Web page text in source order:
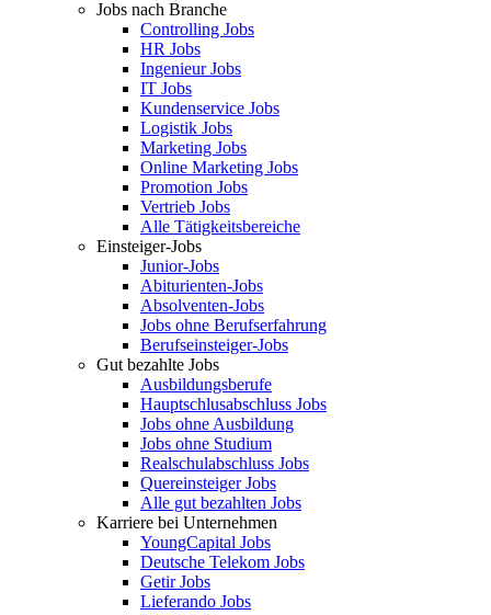
Jobs nach Branche
Controlling Jobs
HR Jobs
Ingenieur Jobs
IT Jobs
Kundenservice Jobs
Logistik Jobs
Marketing Jobs
Online Marketing Jobs
Promotion Jobs
Vertrieb Jobs
Alle Tätigkeitsbereiche
Einsteiger-Jobs
Junior-Jobs
Abiturienten-Jobs
Absolventen-Jobs
Jobs ohne Berufserfahrung
Berufseinsteiger-Jobs
Gut bezahlte Jobs
Ausbildungsberufe
Hauptschlusabschluss Jobs
Jobs ohne Ausbildung
Jobs ohne Studium
Realschulabschluss Jobs
Quereinsteiger Jobs
Alle gut bezahlten Jobs
Karriere bei Unternehmen
YoungCapital Jobs
Deutsche Telekom Jobs
Getir Jobs
Lieferando Jobs